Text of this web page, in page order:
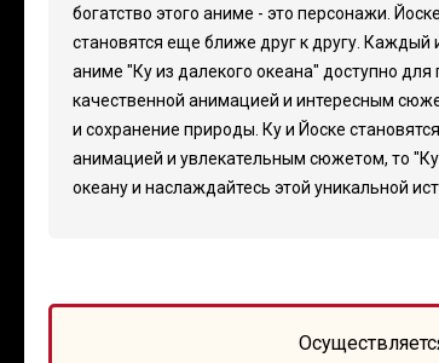
богатство этого аниме - это персонажи.
становятся еще ближе друг к другу. Каждый
аниме "Ку из далекого океана" доступно
качественной анимацией и интересным
и сохранение природы. Ку и Йоске
анимацией и увлекательным сюжетом, то
океану и наслаждайтесь этой уникальной